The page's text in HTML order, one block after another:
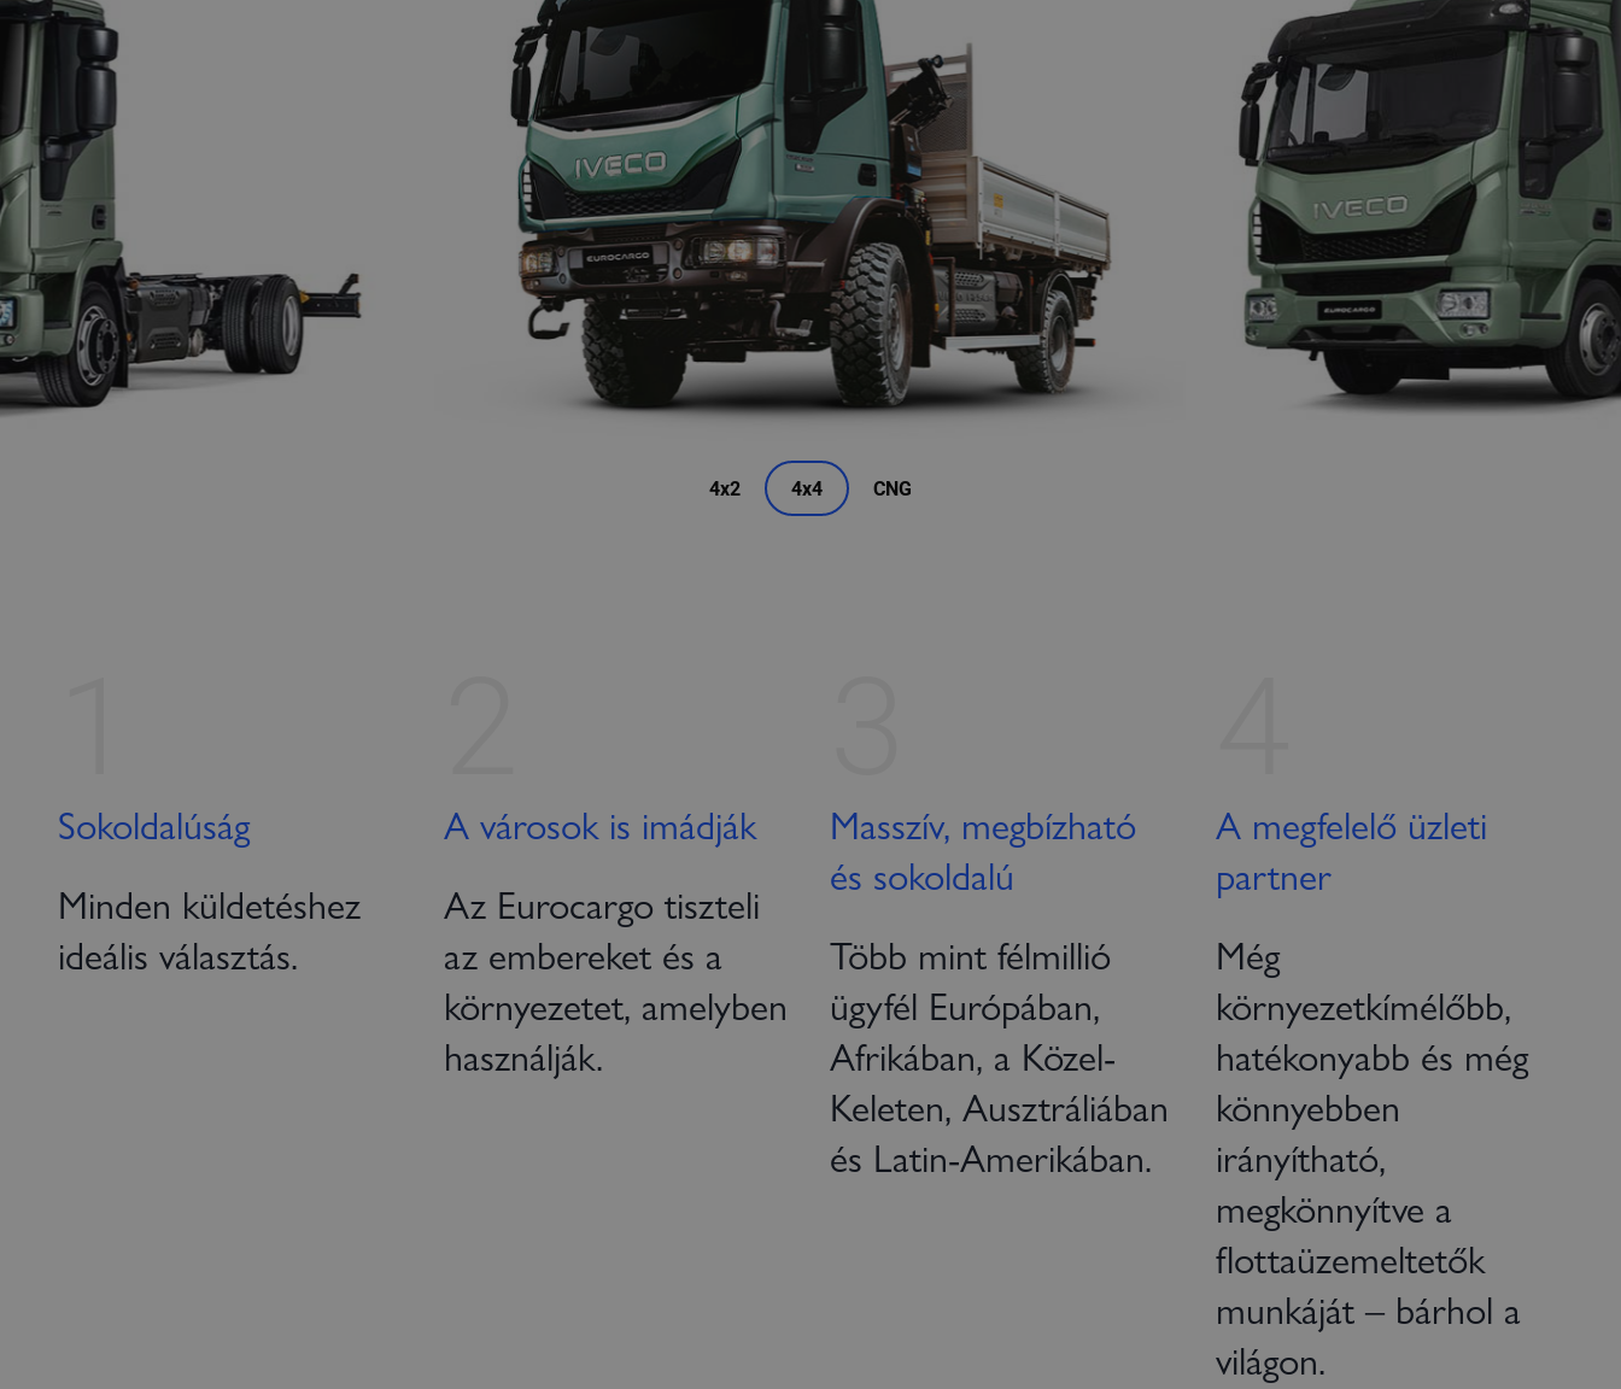
4x2 4x4 CNG
Sokoldalúság
Minden küldetéshez
ideális választás.
A városok is imádják
Az Eurocargo tiszteli
az embereket és a
környezetet, amelyben
használják.
Masszív, megbízható
és sokoldalú
Több mint félmillió
ügyfél Európában,
Afrikában, a Közel-
Keleten, Ausztráliában
és Latin-Amerikában.
A megfelelő üzleti
partner
Még
környezetkímélőbb,
hatékonyabb és még
könnyebben
irányítható,
megkönnyítve a
flottaüzemeltetők
munkáját – bárhol a
világon.